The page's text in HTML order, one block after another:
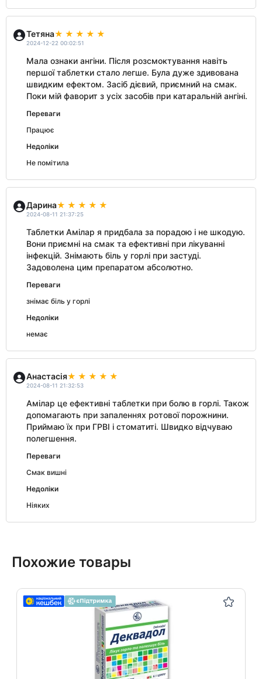
Тетяна
2024-12-22 00:02:51
Мала ознаки ангіни. Після розсмоктування навіть
першої таблетки стало легше. Була дуже здивована
швидким ефектом. Засіб дієвий, приємний на смак.
Поки мій фаворит з усіх засобів при катаральній ангіні.
Переваги
Працює
Недоліки
Не помітила
Дарина
2024-08-11 21:37:25
Таблетки Амілар я придбала за порадою і не шкодую.
Вони приємні на смак та ефективні при лікуванні
інфекцій. Знімають біль у горлі при застуді.
Задоволена цим препаратом абсолютно.
Переваги
знімає біль у горлі
Недоліки
немає
Анастасія
2024-08-11 21:32:53
Амілар це ефективні таблетки при болю в горлі. Також
допомагають при запаленнях ротової порожнини.
Приймаю їх при ГРВІ і стоматиті. Швидко відчуваю
полегшення.
Переваги
Смак вишні
Недоліки
Ніяких
Похожие товары